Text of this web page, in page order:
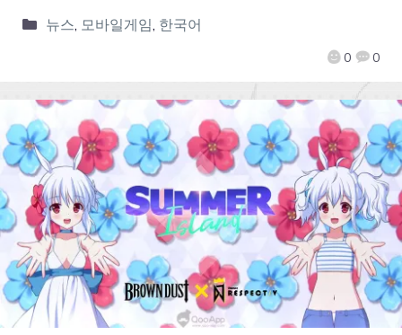
0 0
뉴스, 모바일게임, 한국어